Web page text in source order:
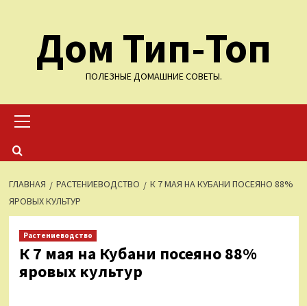
содержимомуДом Тип-Топ
ПОЛЕЗНЫЕ ДОМАШНИЕ СОВЕТЫ.
меню
ГЛАВНАЯ РАСТЕНИЕВОДСТВО
К 7 МАЯ НА КУБАНИ ПОСЕЯНО 88%
ЯРОВЫХ КУЛЬТУР
Растениеводство
К 7 мая на Кубани посеяно 88%
яровых культур